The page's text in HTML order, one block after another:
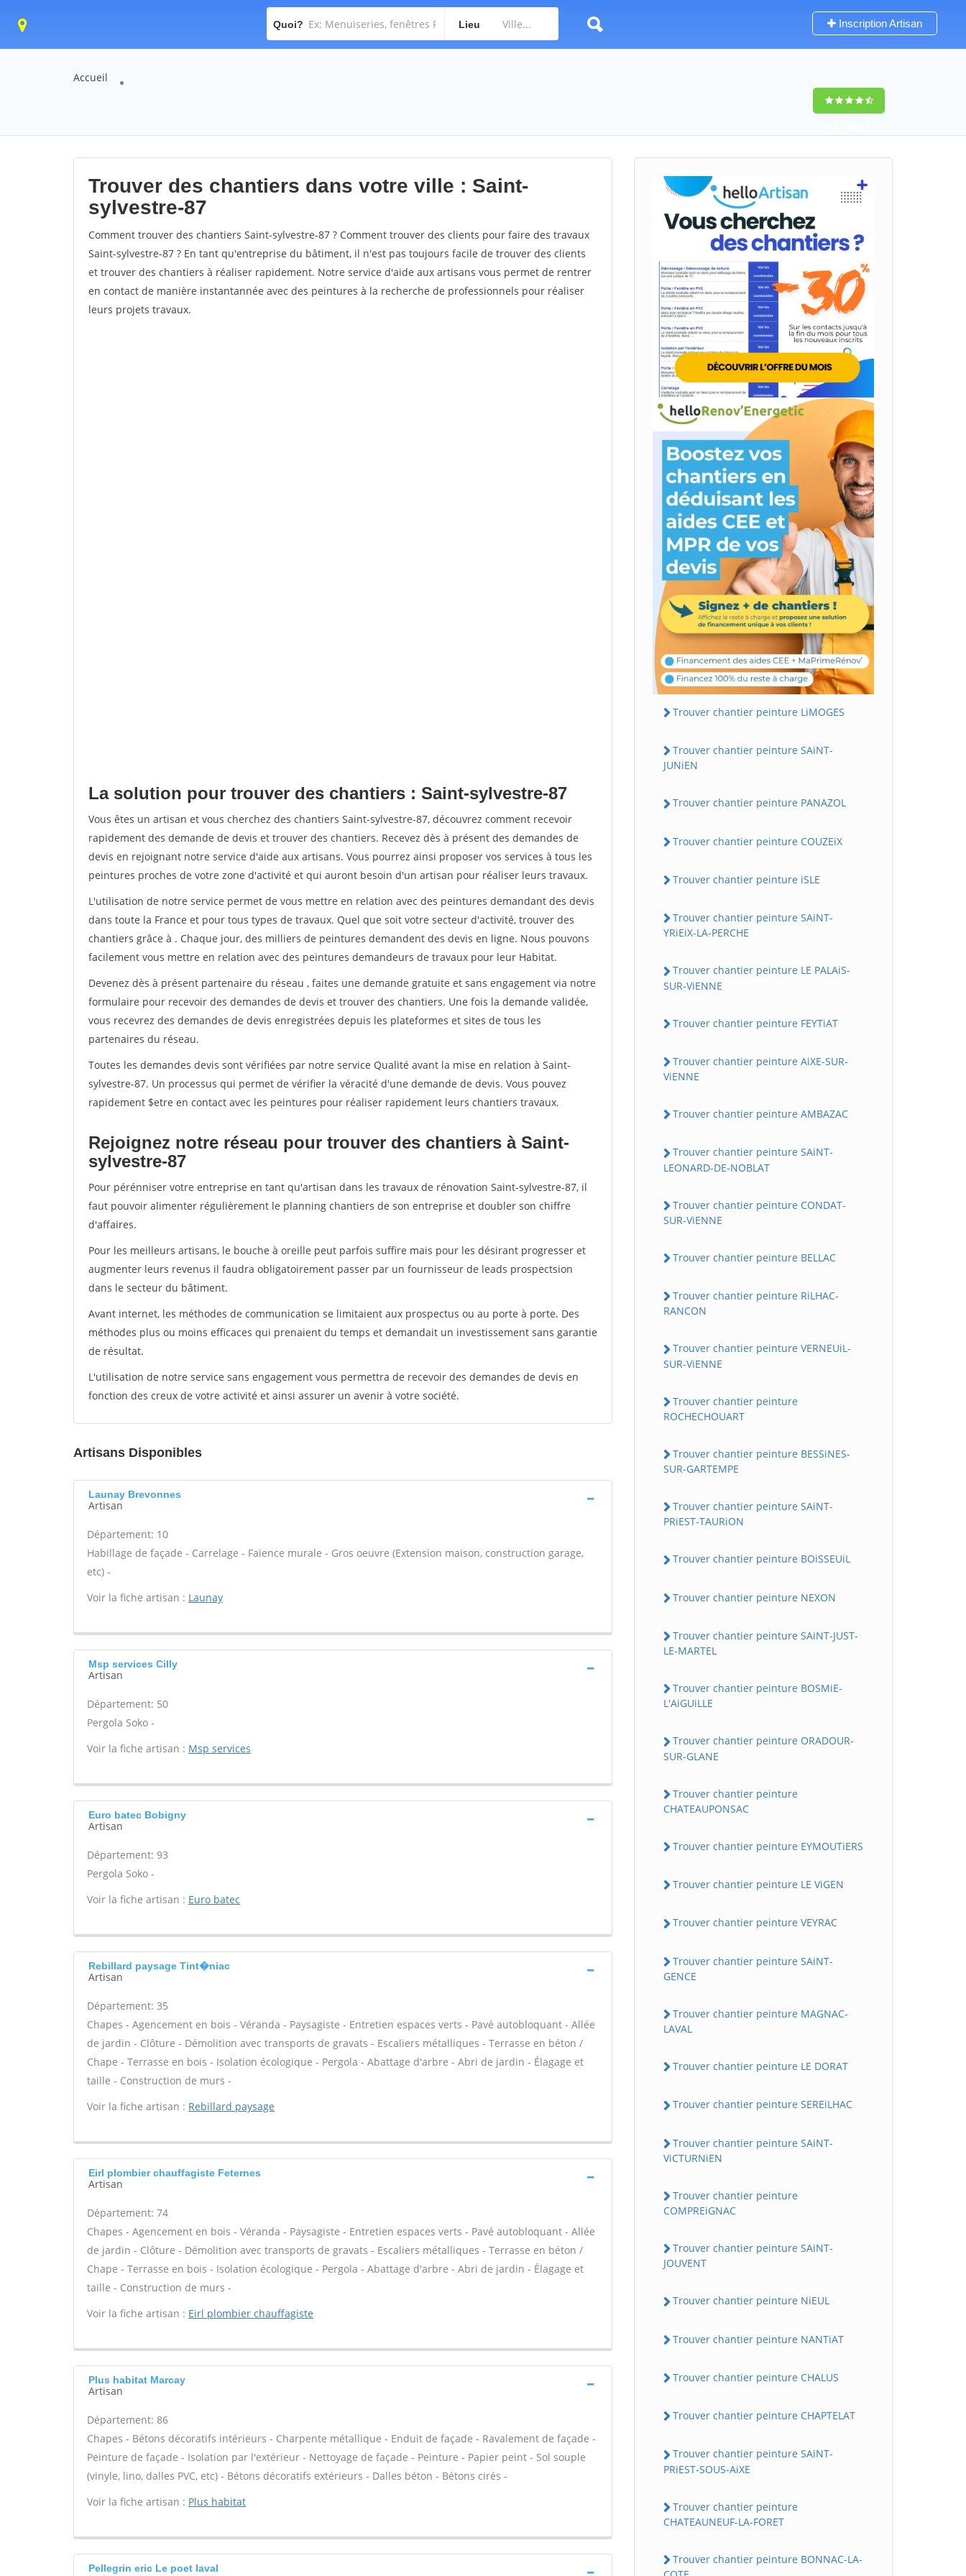
Quoi? Lieu Inscription Artisan
Accueil
Trouver des chantiers dans votre ville : Saint-
sylvestre-87
Comment trouver des chantiers Saint-sylvestre-87 ? Comment trouver des clients pour faire des travaux
Saint-sylvestre-87 ? En tant qu'entreprise du bâtiment, il n'est pas toujours facile de trouver des clients
et trouver des chantiers à réaliser rapidement. Notre service d'aide aux artisans vous permet de rentrer
en contact de manière instantannée avec des peintures à la recherche de professionnels pour réaliser
leurs projets travaux.
La solution pour trouver des chantiers : Saint-sylvestre-87
Vous êtes un artisan et vous cherchez des chantiers Saint-sylvestre-87, découvrez comment recevoir
rapidement des demande de devis et trouver des chantiers. Recevez dès à présent des demandes de
devis en rejoignant notre service d'aide aux artisans. Vous pourrez ainsi proposer vos services à tous les
peintures proches de votre zone d'activité et qui auront besoin d'un artisan pour réaliser leurs travaux.
L'utilisation de notre service permet de vous mettre en relation avec des peintures demandant des devis
dans toute la France et pour tous types de travaux. Quel que soit votre secteur d'activité, trouver des
chantiers grâce à . Chaque jour, des milliers de peintures demandent des devis en ligne. Nous pouvons
facilement vous mettre en relation avec des peintures demandeurs de travaux pour leur Habitat.
Devenez dès à présent partenaire du réseau , faites une demande gratuite et sans engagement via notre
formulaire pour recevoir des demandes de devis et trouver des chantiers. Une fois la demande validée,
vous recevrez des demandes de devis enregistrées depuis les plateformes et sites de tous les
partenaires du réseau.
Toutes les demandes devis sont vérifiées par notre service Qualité avant la mise en relation à Saint-
sylvestre-87. Un processus qui permet de vérifier la véracité d'une demande de devis. Vous pouvez
rapidement $etre en contact avec les peintures pour réaliser rapidement leurs chantiers travaux.
Rejoignez notre réseau pour trouver des chantiers à Saint-
sylvestre-87
Pour pérénniser votre entreprise en tant qu'artisan dans les travaux de rénovation Saint-sylvestre-87, il
faut pouvoir alimenter régulièrement le planning chantiers de son entreprise et doubler son chiffre
d'affaires.
Pour les meilleurs artisans, le bouche à oreille peut parfois suffire mais pour les désirant progresser et
augmenter leurs revenus il faudra obligatoirement passer par un fournisseur de leads prospectsion
dans le secteur du bâtiment.
Avant internet, les méthodes de communication se limitaient aux prospectus ou au porte à porte. Des
méthodes plus ou moins efficaces qui prenaient du temps et demandait un investissement sans garantie
de résultat.
L'utilisation de notre service sans engagement vous permettra de recevoir des demandes de devis en
fonction des creux de votre activité et ainsi assurer un avenir à votre société.
Artisans Disponibles
Launay Brevonnes
Artisan
Département: 10
Habillage de façade - Carrelage - Faïence murale - Gros oeuvre (Extension maison, construction garage,
etc) -
Voir la fiche artisan : Launay
Msp services Cilly
Artisan
Département: 50
Pergola Soko -
Voir la fiche artisan : Msp services
Euro batec Bobigny
Artisan
Département: 93
Pergola Soko -
Voir la fiche artisan : Euro batec
Rebillard paysage Tint�niac
Artisan
Département: 35
Chapes - Agencement en bois - Véranda - Paysagiste - Entretien espaces verts - Pavé autobloquant - Allée
de jardin - Clôture - Démolition avec transports de gravats - Escaliers métalliques - Terrasse en béton /
Chape - Terrasse en bois - Isolation écologique - Pergola - Abattage d'arbre - Abri de jardin - Élagage et
taille - Construction de murs -
Voir la fiche artisan : Rebillard paysage
Eirl plombier chauffagiste Feternes
Artisan
Département: 74
Chapes - Agencement en bois - Véranda - Paysagiste - Entretien espaces verts - Pavé autobloquant - Allée
de jardin - Clôture - Démolition avec transports de gravats - Escaliers métalliques - Terrasse en béton /
Chape - Terrasse en bois - Isolation écologique - Pergola - Abattage d'arbre - Abri de jardin - Élagage et
taille - Construction de murs -
Voir la fiche artisan : Eirl plombier chauffagiste
Plus habitat Marcay
Artisan
Département: 86
Chapes - Bétons décoratifs intérieurs - Charpente métallique - Enduit de façade - Ravalement de façade -
Peinture de façade - Isolation par l'extérieur - Nettoyage de façade - Peinture - Papier peint - Sol souple
(vinyle, lino, dalles PVC, etc) - Bétons décoratifs extérieurs - Dalles béton - Bétons cirés -
Voir la fiche artisan : Plus habitat
Pellegrin eric Le poet laval
Trouver chantier peinture LiMOGES
Trouver chantier peinture SAiNT-
JUNiEN
Trouver chantier peinture PANAZOL
Trouver chantier peinture COUZEiX
Trouver chantier peinture iSLE
Trouver chantier peinture SAiNT-
YRiEiX-LA-PERCHE
Trouver chantier peinture LE PALAiS-
SUR-ViENNE
Trouver chantier peinture FEYTiAT
Trouver chantier peinture AiXE-SUR-
ViENNE
Trouver chantier peinture AMBAZAC
Trouver chantier peinture SAiNT-
LEONARD-DE-NOBLAT
Trouver chantier peinture CONDAT-
SUR-ViENNE
Trouver chantier peinture BELLAC
Trouver chantier peinture RiLHAC-
RANCON
Trouver chantier peinture VERNEUiL-
SUR-ViENNE
Trouver chantier peinture
ROCHECHOUART
Trouver chantier peinture BESSiNES-
SUR-GARTEMPE
Trouver chantier peinture SAiNT-
PRiEST-TAURiON
Trouver chantier peinture BOiSSEUiL
Trouver chantier peinture NEXON
Trouver chantier peinture SAiNT-JUST-
LE-MARTEL
Trouver chantier peinture BOSMiE-
L'AiGUiLLE
Trouver chantier peinture ORADOUR-
SUR-GLANE
Trouver chantier peinture
CHATEAUPONSAC
Trouver chantier peinture EYMOUTiERS
Trouver chantier peinture LE ViGEN
Trouver chantier peinture VEYRAC
Trouver chantier peinture SAiNT-
GENCE
Trouver chantier peinture MAGNAC-
LAVAL
Trouver chantier peinture LE DORAT
Trouver chantier peinture SEREiLHAC
Trouver chantier peinture SAiNT-
ViCTURNiEN
Trouver chantier peinture
COMPREiGNAC
Trouver chantier peinture SAiNT-
JOUVENT
Trouver chantier peinture NiEUL
Trouver chantier peinture NANTiAT
Trouver chantier peinture CHALUS
Trouver chantier peinture CHAPTELAT
Trouver chantier peinture SAiNT-
PRiEST-SOUS-AiXE
Trouver chantier peinture
CHATEAUNEUF-LA-FORET
Trouver chantier peinture BONNAC-LA-